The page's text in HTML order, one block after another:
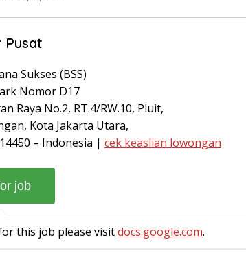
Pusat
Sukses (BSS)
Nomor D17
Raya No.2, RT.4/RW.10, Pluit,
Kota Jakarta Utara,
– Indonesia | cek keaslian lowongan
this job please visitdocs.google.com.